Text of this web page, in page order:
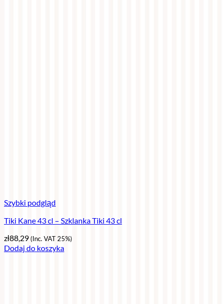
Szybki podgląd
Tiki Kane 43 cl – Szklanka Tiki 43 cl
zł88,29(Inc. VAT 25%)
Dodaj do koszyka